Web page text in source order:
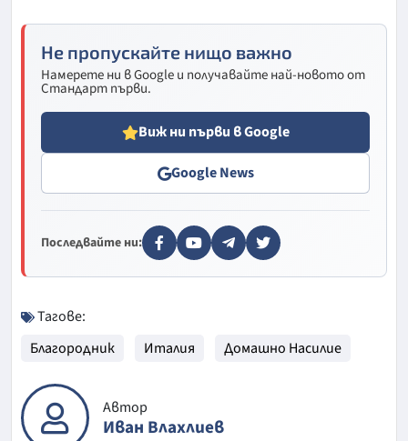
Не пропускайте нищо важно
Намерете ни в Google и получавайте най-новото от
Стандарт първи.
Виж ни първи в Google
Google News
Последвайте ни:
Тагове:
Благородник
Италия Домашно Насилие
Автор
Иван Влахлиев